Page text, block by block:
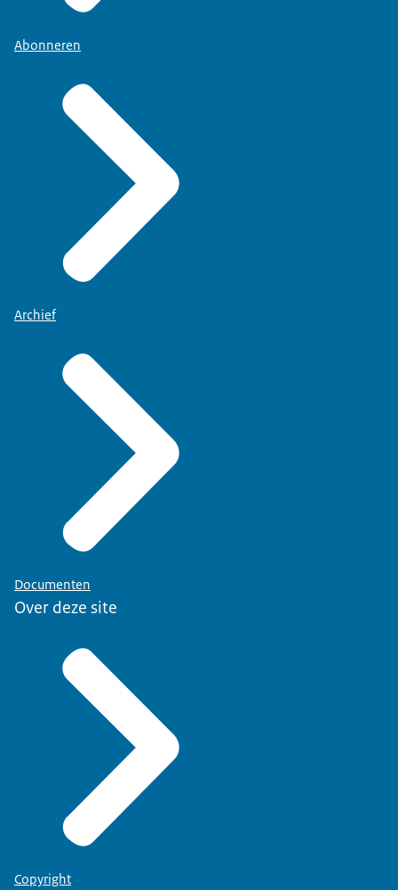
Abonneren
Archief
Documenten
Over deze site
Copyright